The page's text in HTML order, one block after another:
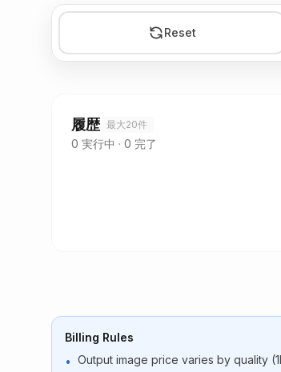
Reset
履歴 最大20件
0 実行中 · 0 完了
Billing Rules
• Output image price varies by quality